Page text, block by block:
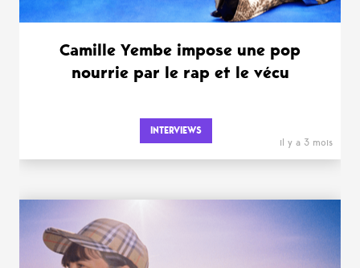
Camille Yembe impose une pop
nourrie par le rap et le vécu
INTERVIEWS
il y a 3 mois